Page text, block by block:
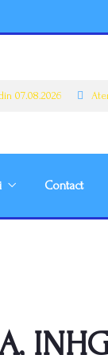
Contact